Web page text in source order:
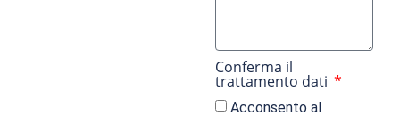
Conferma il
trattamento dati
Acconsento al